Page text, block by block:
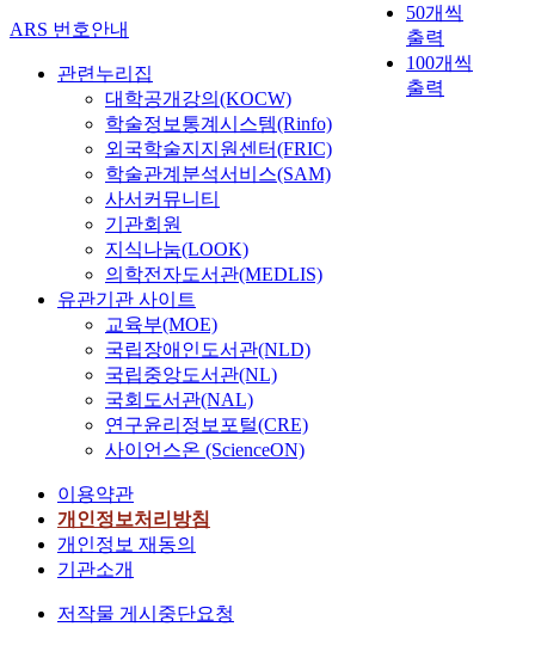
50개씩
출력
100개씩
출력
ARS 번호안내
관련누리집
대학공개강의(KOCW)
학술정보통계시스템(Rinfo)
외국학술지지원센터(FRIC)
학술관계분석서비스(SAM)
사서커뮤니티
기관회원
지식나눔(LOOK)
의학전자도서관(MEDLIS)
유관기관 사이트
교육부(MOE)
국립장애인도서관(NLD)
국립중앙도서관(NL)
국회도서관(NAL)
연구윤리정보포털(CRE)
사이언스온 (ScienceON)
이용약관
개인정보처리방침
개인정보 재동의
기관소개
저작물 게시중단요청